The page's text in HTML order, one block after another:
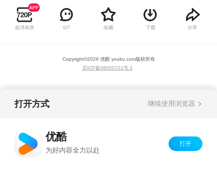
过山车，蕾儿恰巧卷入了一个叫丝黛娜的神奇仙
女与一群怪物的战斗中由丝黛娜戒指响起的食人
魔诺特率领。在战斗中，蕾儿出人意料地发挥了
幻世界，魔幻学校阿尔菲学院就坐落在魔幻世界
中。多亏丝黛娜，蕾儿会发现自己拥有特殊的力
超清画质 627 收藏 下载 分享
Copyright©2026 优酷 youku.com版权所有
京ICP备06050721号-1
打开方式 继续使用浏览器
优酷
为好内容全力以赴
打开